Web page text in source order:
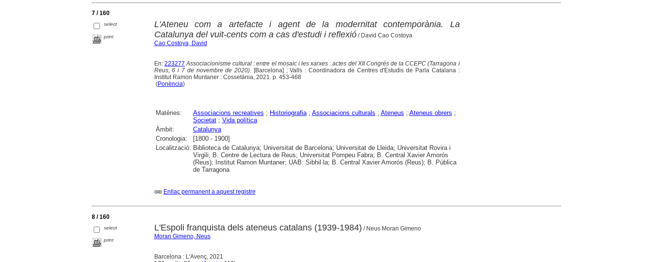
7 / 160
select
print
L'Ateneu com a artefacte i agent de la modernitat contemporània. La
Catalunya del vuit-cents com a cas d'estudi i reflexió/ David Cao Costoya
Cao Costoya, David
En: 223277 Associacionisme cultural : entre el mosaic i les xarxes : actes del XII Congrés de la CCEPC (Tarragona i
Reus, 6 i 7 de novembre de 2020) . [Barcelona] ; Valls : Coordinadora de Centres d'Estudis de Parla Catalana :
Institut Ramon Muntaner : Cossetània, 2021. p. 453-468
(Ponència)
Matèries: Associacions recreatives ; Historiografia; Associacions culturals ; Ateneus ; Ateneus obrers ;
Societat; Vida política
Àmbit:
Catalunya
Cronologia:
[1800 - 1900]
Localització: Biblioteca de Catalunya; Universitat de Barcelona; Universitat de Lleida; Universitat Rovira i
Virgili; B. Centre de Lectura de Reus; Universitat Pompeu Fabra; B. Central Xavier Amorós
(Reus); Institut Ramon Muntaner; UAB: Sibhil·la; B. Central Xavier Amorós (Reus); B. Pública
de Tarragona
Enllaç permanent a aquest registre
8 / 160
select
print
L'Espoli franquista dels ateneus catalans (1939-1984) / Neus Moran Gimeno
Moran Gimeno, Neus
Barcelona : L'Avenç, 2021